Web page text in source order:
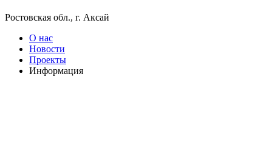
Ростовская обл., г. Аксай
О нас
Новости
Проекты
Информация